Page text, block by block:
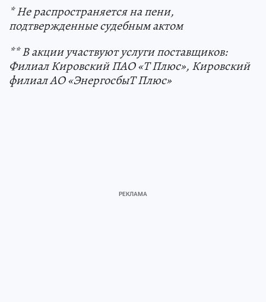
* Не распространяется на пени,
подтвержденные судебным актом
** В акции участвуют услуги поставщиков:
Филиал Кировский ПАО «Т Плюс», Кировский
филиал АО «ЭнергосбыТ Плюс»